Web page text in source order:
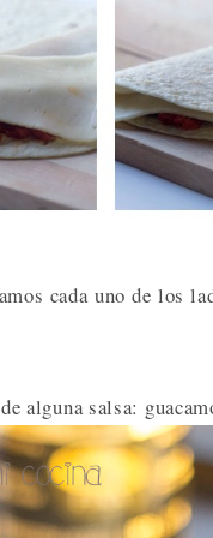
cada uno de los
alguna salsa: